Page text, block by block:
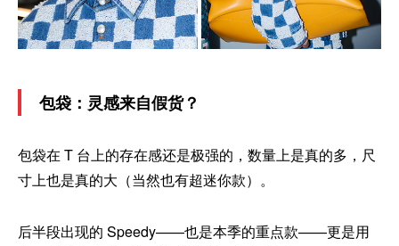
包袋：灵感来自假货？
包袋在 T 台上的存在感还是极强的，数量上是真的多，尺
寸上也是真的大（当然也有超迷你款）。
后半段出现的 Speedy——也是本季的重点款——更是用